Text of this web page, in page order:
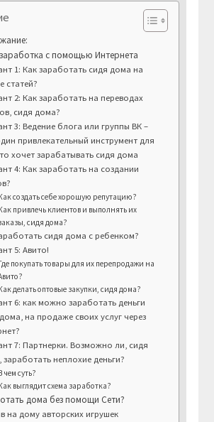
с помощью Интернета
1: Как заработать сидя дома на
статей?
2: Как заработать на переводах
сидя дома?
3: Ведение блога или группы ВК –
привлекательный инструмент для
хочет зарабатывать сидя дома
4: Как заработать на создании
создать себе хорошую репутацию?
привлечь клиентов и выполнять их
сидя дома?
сидя дома с ребенком?
5: Авито!
покупать товары для их перепродажи на
делать оптовые закупки, сидя дома?
6: как можно заработать деньги
на продаже своих услуг через
7: Партнерки. Возможно ли, сидя
заработать неплохие деньги?
чем суть?
выглядит схема заработка?
дома без помощи Сети?
на дому авторских игрушек